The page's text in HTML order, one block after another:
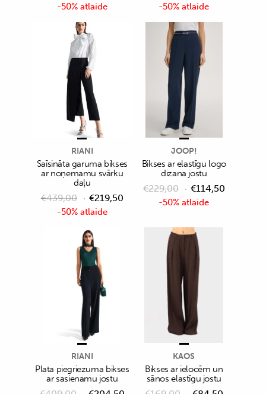
-50% atlaide -50% atlaide
-50% atlaide
RIANI
Saīsināta garuma bikses
ar noņemamu svārku
daļu
€439,00 €219,50 -50% atlaide
JOOP!
Bikses ar elastīgu logo
dizana jostu
€229,00 €114,50
RIANI
Plata piegriezuma bikses
ar sasienamu jostu
KAOS
Bikses ar ielocēm un
sānos elastīgu jostu